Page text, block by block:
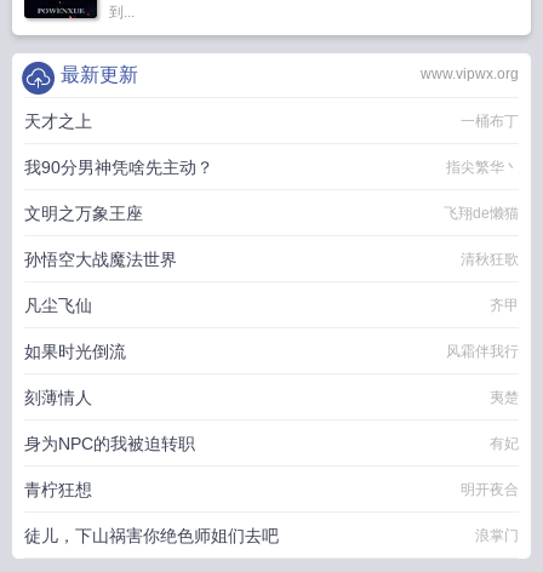
到...
www.vipwx.org
最新更新
天才之上 一桶布丁
我90分男神凭啥先主动？ 指尖繁华丶
文明之万象王座 飞翔de懒猫
孙悟空大战魔法世界 清秋狂歌
凡尘飞仙 齐甲
如果时光倒流 风霜伴我行
刻薄情人 夷楚
身为NPC的我被迫转职 有妃
青柠狂想 明开夜合
徒儿，下山祸害你绝色师姐们去吧 浪掌门